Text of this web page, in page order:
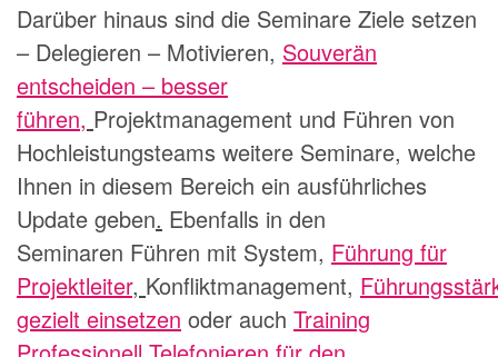
Darüber hinaus sind die Seminare Ziele setzen
– Delegieren – Motivieren, Souverän
entscheiden – besser
führen, Projektmanagement und Führen von
Hochleistungsteams weitere Seminare, welche
Ihnen in diesem Bereich ein ausführliches
Update geben. Ebenfalls in den
Seminaren Führen mit System, Führung für
Projektleiter, Konfliktmanagement,
gezielt einsetzen oder auch Training